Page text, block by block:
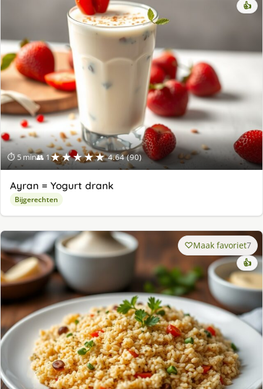
⏱ 5 min👥 1★★★★★ 4.64 (90)
👍
Ayran = Yogurt drank
Bijgerechten
Maak favoriet7
👍